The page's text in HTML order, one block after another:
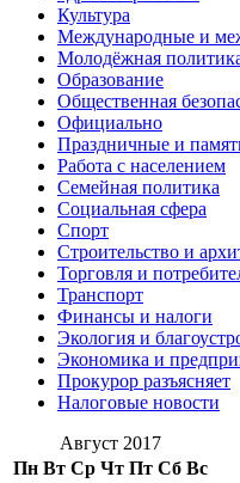
Культура
Международные и
Молодёжная
Образование
Общественная
Официально
Праздничные и
Работа с населением
Семейная политика
Социальная сфера
Спорт
Строительство и
Торговля и
Транспорт
Финансы и налоги
Экология и
Экономика и
Прокурор разъясняет
Налоговые новости
Август 2017
Пн Вт Ср Чт Пт Сб Вс